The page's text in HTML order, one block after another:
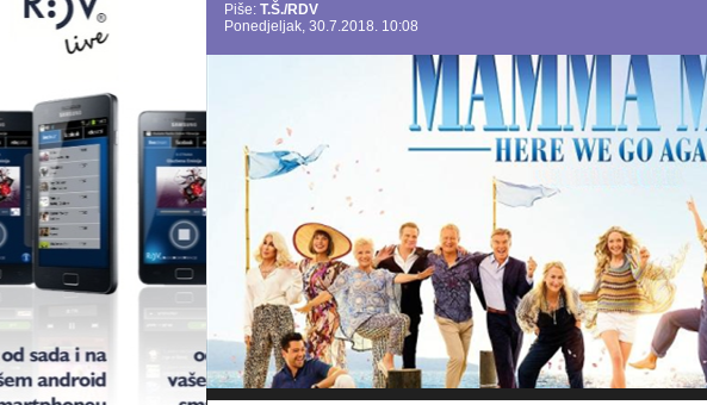
Piše: T.Š./RDV
Ponedjeljak, 30.7.2018. 10:08